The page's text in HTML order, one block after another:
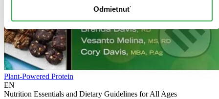
Odmietnuť
Plant-Powered Protein
EN
Nutrition Essentials and Dietary Guidelines for All Ages